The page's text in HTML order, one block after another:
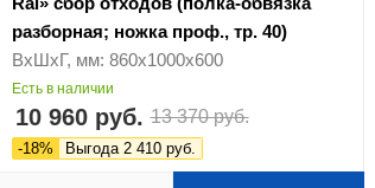
разборная; ножка проф., тр. 40)
ВхШхГ, мм: 860х1000х600
Есть в наличии
10 960 руб. 13 370 руб.
-18% Выгода 2 410 руб.